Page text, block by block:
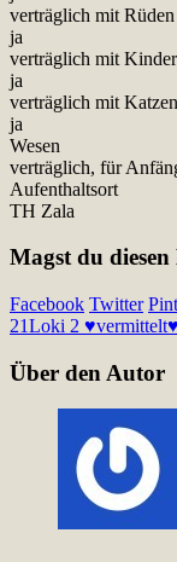
verträglich mit Rüden
ja
verträglich mit
ja
verträglich mit Katzen
ja
Wesen
verträglich, für
Aufenthaltsort
TH Zala
Magst du
Facebook Twitter
21Loki 2 ♥vermittelt♥
Über den Autor